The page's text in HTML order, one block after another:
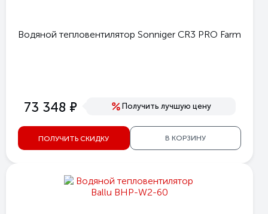
Водяной тепловентилятор Sonniger CR3 PRO Farm
73 348 е Получить лучшую цену
ПОЛУЧИТЬ СКИДКУ В КОРЗИНУ